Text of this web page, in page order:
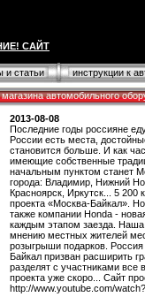
САЙТ
и статьи
инструкции к
автомобильного
2013-08-08
Последние годы россияне
России есть места,
становится больше. И как
имеющие собственные
начальным пунктом станет
города: Владимир, Нижний
Красноярск, Иркутск... 5 200
проекта «Москва-Байкал».
также компании Honda -
каждым этапом заезда. Наша
мнению местных жителей
розыгрыши подарков.
Байкал призван расширить
разделят с участниками все
проекта уже скоро... Сайт
http://www.youtube.com/